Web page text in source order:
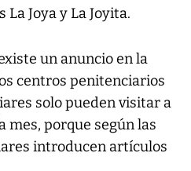
Joya y La Joyita.
un anuncio en la
centros penitenciarios
solo pueden visitar a
mes, porque según las
introducen artículos